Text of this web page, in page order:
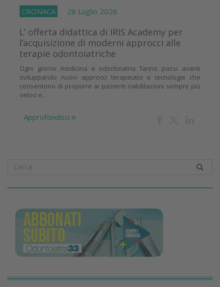
CRONACA 28 Luglio 2026
L’ offerta didattica di IRIS Academy per
l’acquisizione di moderni approcci alle
terapie odontoiatriche
Ogni giorno medicina e odontoiatria fanno passi avanti
sviluppando nuovi approcci terapeutici e tecnologie che
consentono di proporre ai pazienti riabilitazioni sempre più
veloci e...
Approfondisci